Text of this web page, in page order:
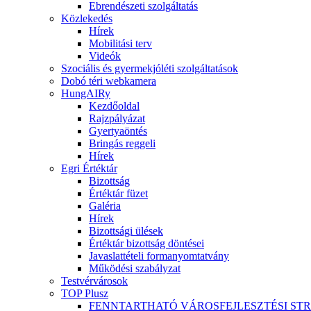
Ebrendészeti szolgáltatás
Közlekedés
Hírek
Mobilitási terv
Videók
Szociális és gyermekjóléti szolgáltatások
Dobó téri webkamera
HungAIRy
Kezdőoldal
Rajzpályázat
Gyertyaöntés
Bringás reggeli
Hírek
Egri Értéktár
Bizottság
Értéktár füzet
Galéria
Hírek
Bizottsági ülések
Értéktár bizottság döntései
Javaslattételi formanyomtatvány
Működési szabályzat
Testvérvárosok
TOP Plusz
FENNTARTHATÓ VÁROSFEJLESZTÉSI